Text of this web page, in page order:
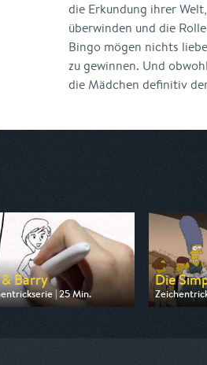
die Erkundung ihrer
überwinden und die
Bingo mögen nichts
zu gewinnen. Und
die Mädchen definitiv
Barry
| 25 Min.
von Disney Channel
Die